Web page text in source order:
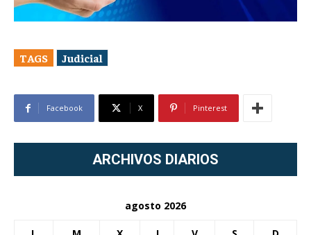
TAGS Judicial
Facebook X Pinterest
ARCHIVOS DIARIOS
agosto 2026